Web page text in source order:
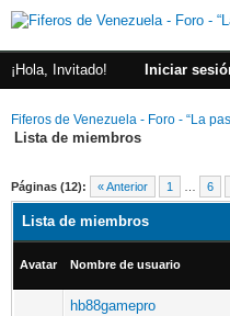
¡Hola, Invitado! Iniciar
Fiferos de Venezuela - Foro - “La
Lista de miembros
Páginas (12): « Anterior 1 6
Lista de miembros
Avatar Nombre de usuario
hb88gamepro